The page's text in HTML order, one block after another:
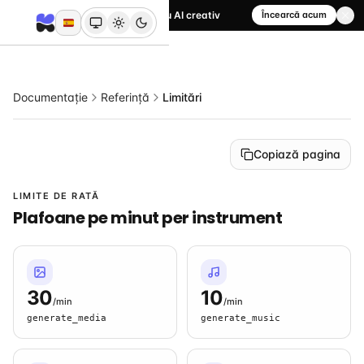
Cunoaște Kubeey, agentul tău AI creativ Încearcă acum
Documentație Referință Limitări
Copiază pagina
LIMITE DE RATĂ
Plafoane pe minut per instrument
30/min
generate_media
10/min
generate_music